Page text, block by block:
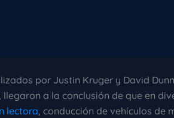
por Justin Kruger y David
llegaron a la conclusión de que en
lectora, conducción de vehículos de